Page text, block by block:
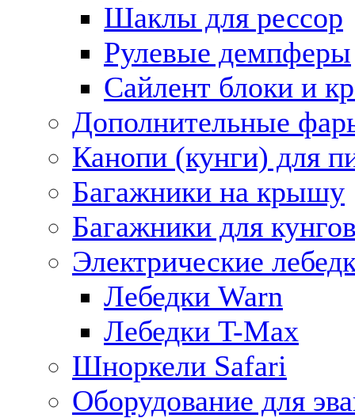
Шаклы для рессор
Рулевые демпферы
Сайлент блоки и
Дополнительные
Канопи (кунги) для
Багажники на крышу
Багажники для
Электрические
Лебедки Warn
Лебедки T-Max
Шноркели Safari
Оборудование для